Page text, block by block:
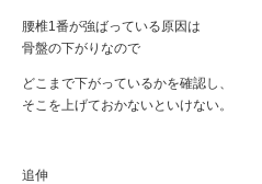
腰椎1番が強ばっている原因は
骨盤の下がりなので
どこまで下がっているかを確認し、
そこを上げておかないといけない。
追伸